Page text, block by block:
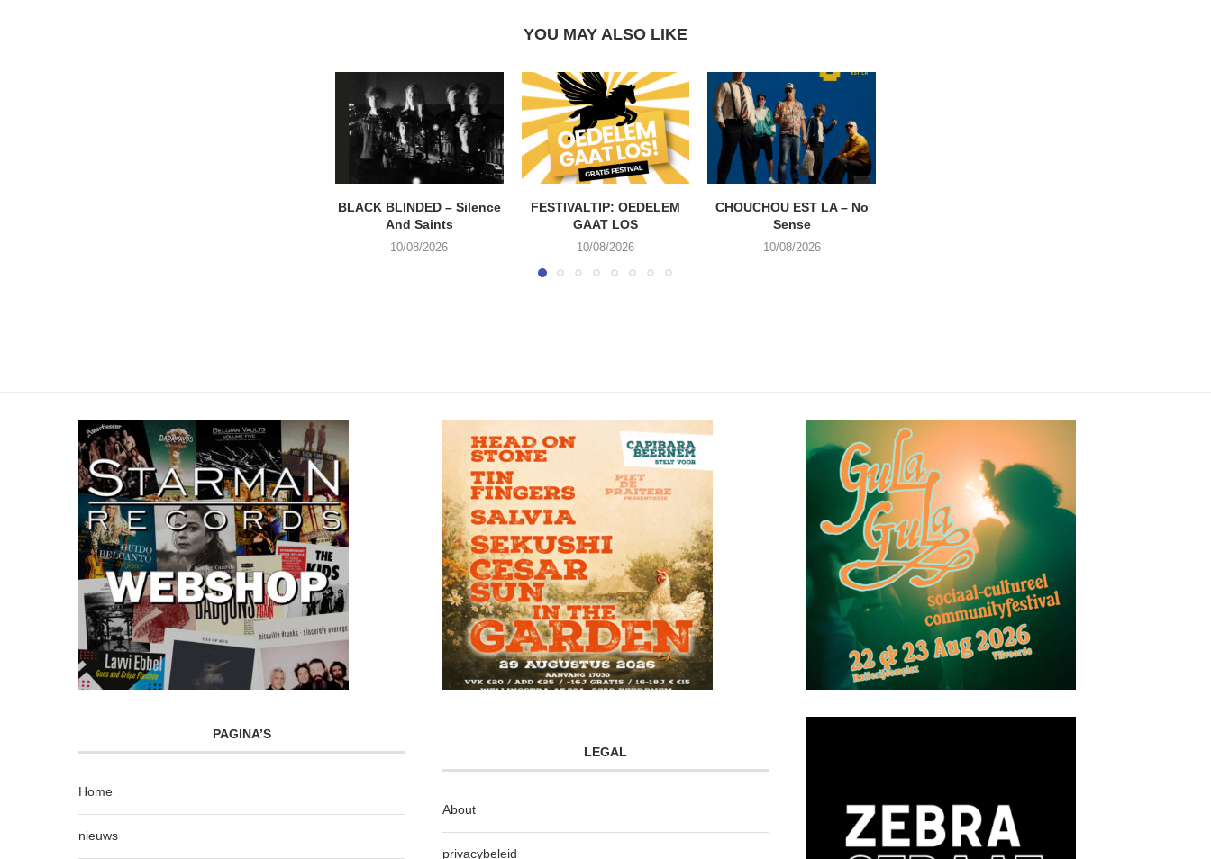
YOU MAY ALSO LIKE
BLACK BLINDED – Silence
And Saints
10/08/2026
FESTIVALTIP: OEDELEM
GAAT LOS
10/08/2026
CHOUCHOU EST LA – No
Sense
10/08/2026
PAGINA’S
Home
nieuws
LEGAL
About
privacybeleid